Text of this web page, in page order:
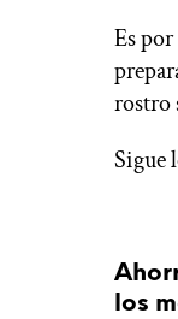
Es
rostro
Sigue
los